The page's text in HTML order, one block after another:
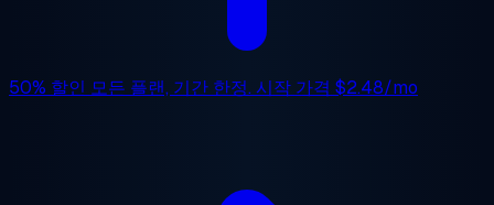
50% 할인 모든 플랜, 기간 한정. 시작 가격 $2.48/mo